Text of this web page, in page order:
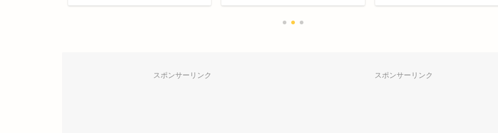
スポンサーリンク スポンサーリンク